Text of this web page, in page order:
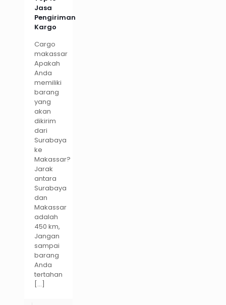
Jasa
Pengiriman
Kargo
Cargo
makassar
Apakah
Anda
memiliki
barang
yang
akan
dikirim
dari
Surabaya
ke
Makassar?
Jarak
antara
Surabaya
dan
Makassar
adalah
450 km,
Jangan
sampai
barang
Anda
tertahan
[…]